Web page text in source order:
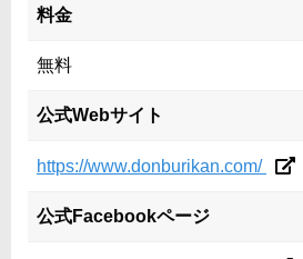
料金
無料
公式Webサイト
https://www.donburikan.com/
公式Facebookページ